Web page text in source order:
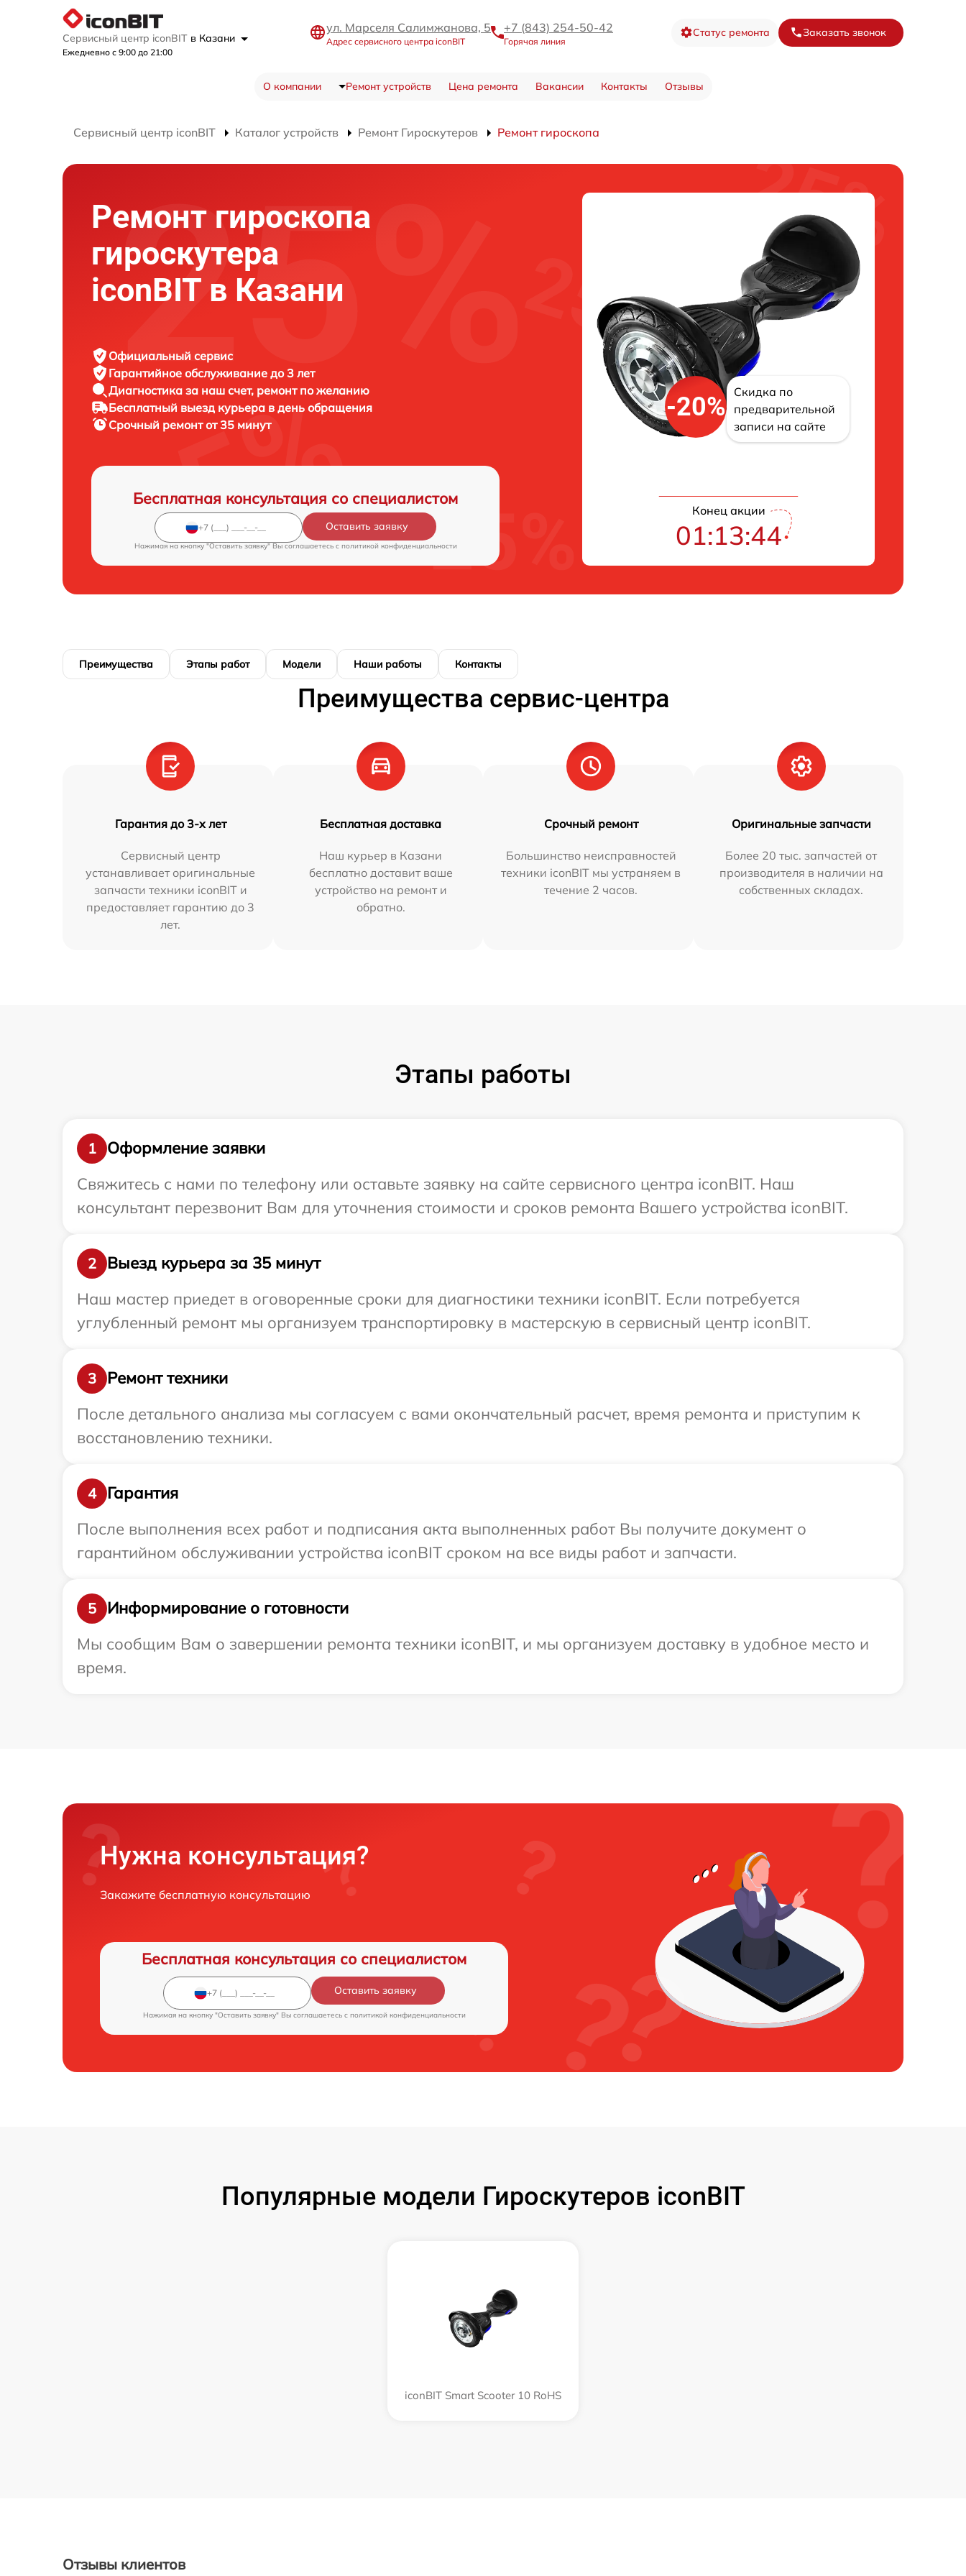
Сервисный центр iconBIT в Казани
Ежедневно с 9:00 до 21:00
ул. Марселя Салимжанова, 5
Адрес сервисного центра iconBIT
+7 (843) 254-50-42
Горячая линия
Статус ремонта Заказать звонок
О компании Ремонт устройств Цена ремонта Вакансии Контакты Отзывы
Сервисный центр iconBIT Каталог устройств Ремонт Гироскутеров Ремонт гироскопа
Ремонт гироскопа
гироскутера
iconBIT в Казани
Официальный сервис
Гарантийное обслуживание до 3 лет
Диагностика за наш счет, ремонт по желанию
Бесплатный выезд курьера в день обращения
Срочный ремонтот 35 минут
Бесплатная консультация со специалистом
Оставить заявку
Нажимая на кнопку "Оставить заявку" Вы соглашаетесь c политикой конфиденциальности
-20%
Скидка по
предварительной
записи на сайте
Конец акции
01:13:43
Преимущества Этапы работ Модели Наши работы Контакты
Преимущества сервис-центра
Гарантия до 3-х лет
Сервисный центр
устанавливает оригинальные
запчасти техники iconBIT и
предоставляет гарантию до 3
лет.
Бесплатная доставка
Наш курьер в Казани
бесплатно доставит ваше
устройство на ремонт и
обратно.
Срочный ремонт
Большинство неисправностей
техники iconBIT мы устраняем в
течение 2 часов.
Оригинальные запчасти
Более 20 тыс. запчастей от
производителя в наличии на
собственных складах.
Этапы работы
1
Оформление заявки
Свяжитесь с нами по телефону или оставьте заявку на сайте сервисного центра iconBIT. Наш
консультант перезвонит Вам для уточнения стоимости и сроков ремонта Вашего устройства iconBIT.
2
Выезд курьера за 35 минут
Наш мастер приедет в оговоренные сроки для диагностики техники iconBIT. Если потребуется
углубленный ремонт мы организуем транспортировку в мастерскую в сервисный центр iconBIT.
3
Ремонт техники
После детального анализа мы согласуем с вами окончательный расчет, время ремонта и приступим к
восстановлению техники.
4
Гарантия
После выполнения всех работ и подписания акта выполненных работ Вы получите документ о
гарантийном обслуживании устройства iconBIT сроком на все виды работ и запчасти.
5
Информирование о готовности
Мы сообщим Вам о завершении ремонта техники iconBIT, и мы организуем доставку в удобное место и
время.
Нужна консультация?
Закажите бесплатную консультацию
Бесплатная консультация со специалистом
Оставить заявку
Нажимая на кнопку "Оставить заявку" Вы соглашаетесь c политикой конфиденциальности
Популярные модели Гироскутеров iconBIT
iconBIT Smart Scooter 10 RoHS
Отзывы клиентов